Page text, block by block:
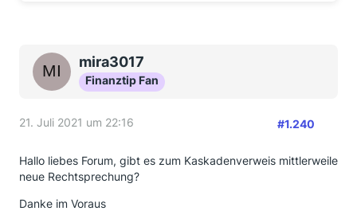
mira3017
Finanztip Fan
21. Juli 2021 um 22:16 #1.240
Hallo liebes Forum, gibt es zum Kaskadenverweis mittlerweile
neue Rechtsprechung?
Danke im Voraus